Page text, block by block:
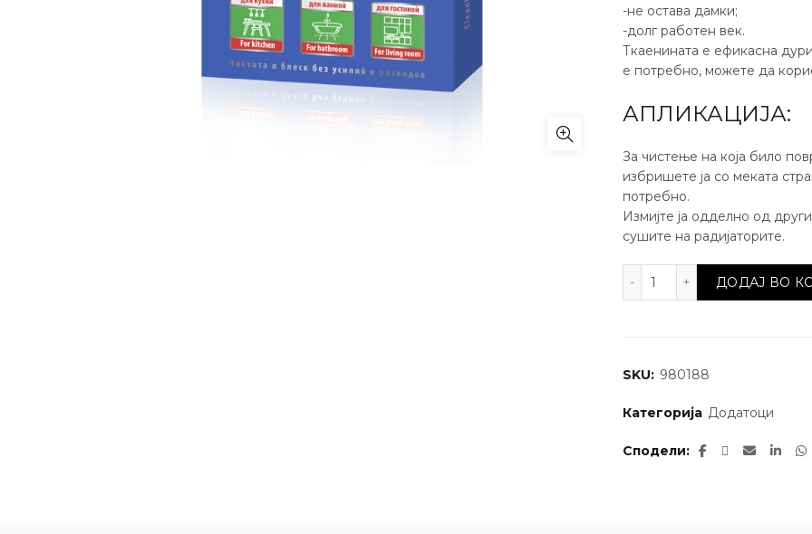
-не остава дамки;
-долг работен век.
Ткаенината е ефикасна
е потребно, можете да
АПЛИКАЦИЈА:
За чистење на која било
избришете ја со меката
потребно.
Измијте ја одделно од
сушите на радијаторите.
PROFI Крпа за
ДОДАЈ ВО
SKU: 980188
Категорија Додатоци
Сподели